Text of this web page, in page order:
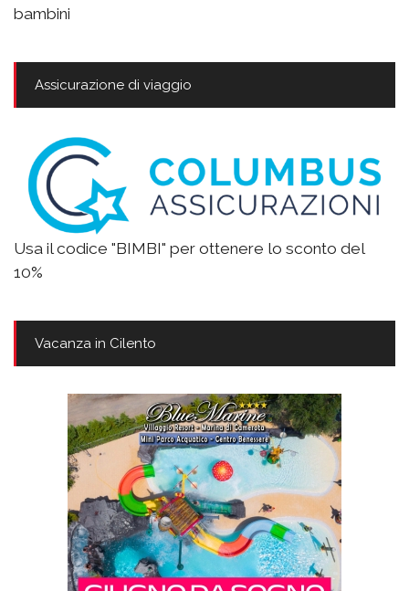
bambini
Assicurazione di viaggio
Usa il codice "BIMBI" per ottenere lo sconto del
10%
Vacanza in Cilento